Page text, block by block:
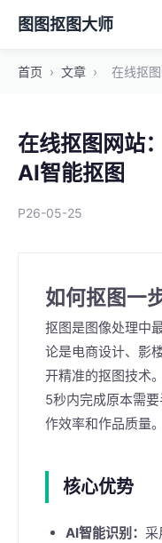
图图抠图大师
首页 › 文章 › 在线抠
在线抠图网站
AI智能抠图
P26-05-25
如何抠图一
抠图是图像处理中
论是电商设计、影
开精准的抠图技术
5秒内完成原本需
作效率和作品质量。
核心优势
AI智能识别：